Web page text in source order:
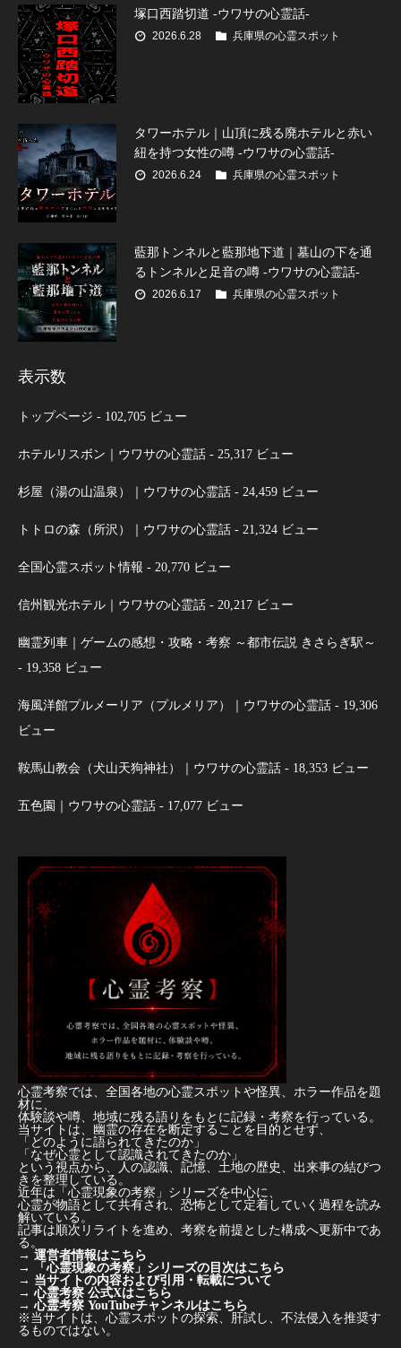
塚口西踏切道 -ウワサの心霊話-
2026.6.28 兵庫県の心霊スポット
タワーホテル｜山頂に残る廃ホテルと赤い
紐を持つ女性の噂 -ウワサの心霊話-
2026.6.24 兵庫県の心霊スポット
藍那トンネルと藍那地下道｜墓山の下を通
るトンネルと足音の噂 -ウワサの心霊話-
2026.6.17 兵庫県の心霊スポット
表示数
トップページ - 102,705 ビュー
ホテルリスボン｜ウワサの心霊話 - 25,317 ビュー
杉屋（湯の山温泉）｜ウワサの心霊話 - 24,459 ビュー
トトロの森（所沢）｜ウワサの心霊話 - 21,324 ビュー
全国心霊スポット情報 - 20,770 ビュー
信州観光ホテル｜ウワサの心霊話 - 20,217 ビュー
幽霊列車｜ゲームの感想・攻略・考察 ～都市伝説 きさらぎ駅～
- 19,358 ビュー
海風洋館プルメーリア（プルメリア）｜ウワサの心霊話 - 19,306
ビュー
鞍馬山教会（犬山天狗神社）｜ウワサの心霊話 - 18,353 ビュー
五色園｜ウワサの心霊話 - 17,077 ビュー
心霊考察では、全国各地の心霊スポットや怪異、ホラー作品を題
材に、
体験談や噂、地域に残る語りをもとに記録・考察を行っている。
当サイトは、幽霊の存在を断定することを目的とせず、
「どのように語られてきたのか」
「なぜ心霊として認識されてきたのか」
という視点から、人の認識、記憶、土地の歴史、出来事の結びつ
きを整理している。
近年は「心霊現象の考察」シリーズを中心に、
心霊が物語として共有され、恐怖として定着していく過程を読み
解いている。
記事は順次リライトを進め、考察を前提とした構成へ更新中であ
る。
→ 運営者情報はこちら
→
「心霊現象の考察」シリーズの目次はこちら
→ 当サイトの内容および引用・転載について
→ 心霊考察 公式Xはこちら
→ 心霊考察 YouTubeチャンネルはこちら
※当サイトは、心霊スポットの探索、肝試し、不法侵入を推奨す
るものではない。